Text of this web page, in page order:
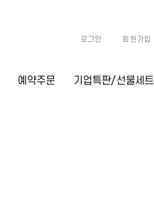
예약주문 기업특판/선물세트
로그인 회원가입